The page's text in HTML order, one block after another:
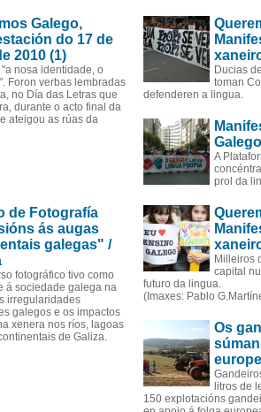
Galego,
do 17 de
2010 (1)
nosa identidade, o
Foron verbas lembradas
no Día das Letras que
durante o acto final da
ateigou as rúas da
Ducias
toman
defenderen a lingua.
Galego
A
prol da
de Fotografía
ás augas
galegas" /
fotográfico tivo como
á sociedade galega na
irregularidades
galegos e os impactos
xenera nos ríos, lagoas
de Galiza.
Milleiros
capital
futuro da lingua.
(Imaxes: Pablo
Os
litros de
150 explotacións